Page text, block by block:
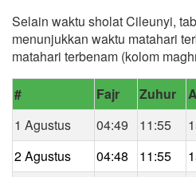
Selain waktu sholat Cileunyi,
menunjukkan waktu matahari
matahari terbenam (kolom
# Fajr Zuhur
1 Agustus
04:49 11:55
2 Agustus
04:48 11:55